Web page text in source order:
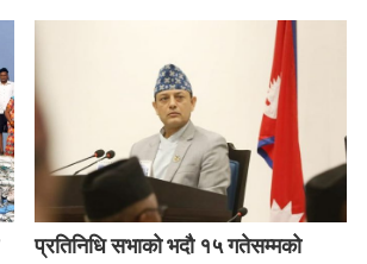
प्रतिनिधि सभाको भदौ १५ गतेसम्मको